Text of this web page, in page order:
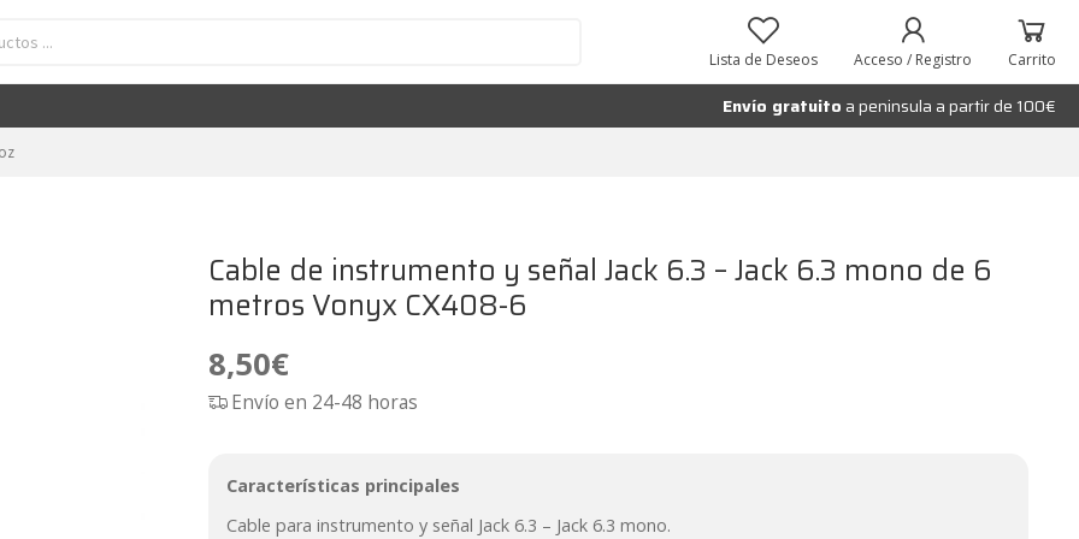
Lista de Deseos Acceso / Registro Carrito
Envío gratuito a peninsula a partir de 100€
Cable de instrumento y señal Jack 6.3 – Jack 6.3 mono de 6
metros Vonyx CX408-6
8,50€
Envío en 24-48 horas
Características principales
Cable para instrumento y señal Jack 6.3 – Jack 6.3 mono.
Añadir al carrito